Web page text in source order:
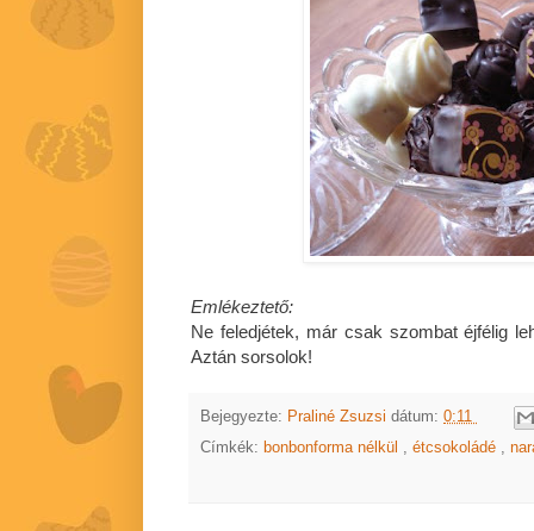
Emlékeztető:
Ne feledjétek, már csak szombat éjfélig
Aztán sorsolok!
Bejegyezte: Praliné Zsuzsi dátum: 0:11
Címkék: bonbonforma nélkül , étcsokoládé ,